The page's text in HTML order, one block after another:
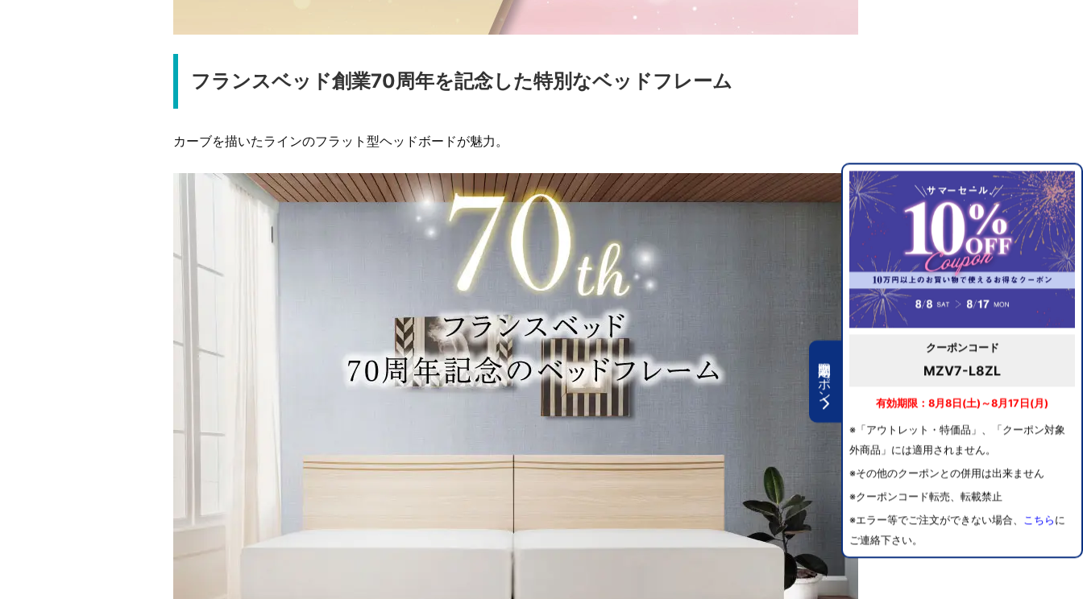
期間限定クーポン
クーポンコード
MZV7-L8ZL
有効期限：8月8日(土)～8月17日(月)
※「アウトレット・特価品」、「クーポン対象
外商品」には適用されません。
※その他のクーポンとの併用は出来ません
※クーポンコード転売、転載禁止
※エラー等でご注文ができない場合、 こちら に
ご連絡下さい。
フランスベッド創業70周年を記念した特別なベッドフレーム
カーブを描いたラインのフラット型ヘッドボードが魅力。